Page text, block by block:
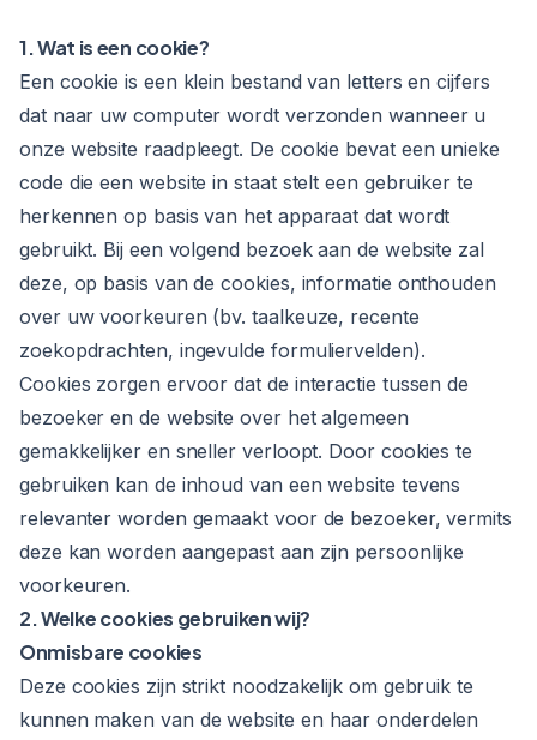
1. Wat is een cookie?
Een cookie is een klein bestand van letters en cijfers
dat naar uw computer wordt verzonden wanneer u
onze website raadpleegt. De cookie bevat een unieke
code die een website in staat stelt een gebruiker te
herkennen op basis van het apparaat dat wordt
gebruikt. Bij een volgend bezoek aan de website zal
deze, op basis van de cookies, informatie onthouden
over uw voorkeuren (bv. taalkeuze, recente
zoekopdrachten, ingevulde formuliervelden).
Cookies zorgen ervoor dat de interactie tussen de
bezoeker en de website over het algemeen
gemakkelijker en sneller verloopt. Door cookies te
gebruiken kan de inhoud van een website tevens
relevanter worden gemaakt voor de bezoeker, vermits
deze kan worden aangepast aan zijn persoonlijke
voorkeuren.
2. Welke cookies gebruiken wij?
Onmisbare cookies
Deze cookies zijn strikt noodzakelijk om gebruik te
kunnen maken van de website en haar onderdelen